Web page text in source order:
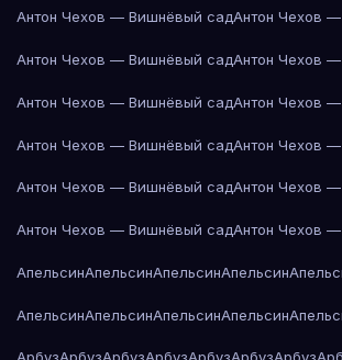
Антон Чехов — Вишнёвый садАнтон Чехов
Антон Чехов — Вишнёвый садАнтон Чехов
Антон Чехов — Вишнёвый садАнтон Чехов
Антон Чехов — Вишнёвый садАнтон Чехов
Антон Чехов — Вишнёвый садАнтон Чехов
Антон Чехов — Вишнёвый садАнтон Чехов
АпельсинАпельсинАпельсинАпельсин
АпельсинАпельсинАпельсинАпельсин